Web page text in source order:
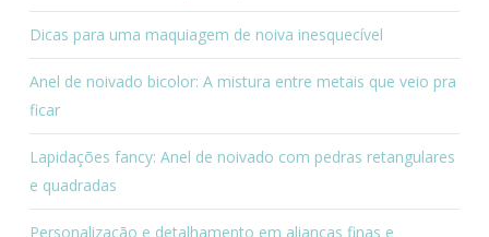
Dicas para uma maquiagem de noiva inesquecível
Anel de noivado bicolor: A mistura entre metais que veio pra
ficar
Lapidações fancy: Anel de noivado com pedras retangulares
e quadradas
Personalização e detalhamento em alianças finas e